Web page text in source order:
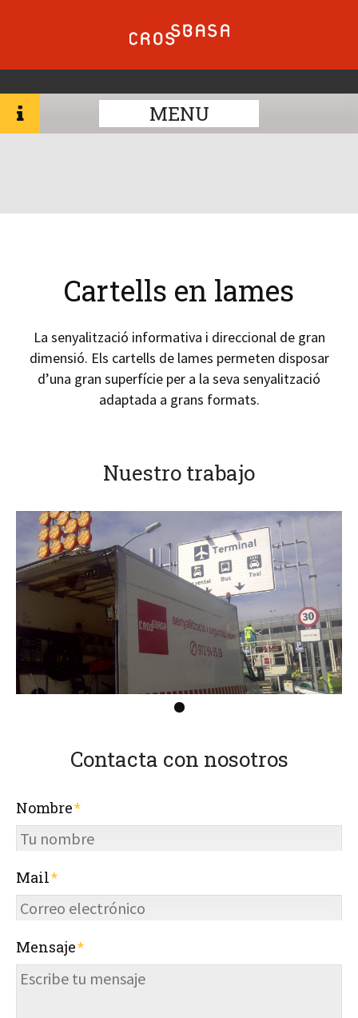
MENU
Cartells en lames
La senyalització informativa i direccional de gran
dimensió. Els cartells de lames permeten disposar
d’una gran superfície per a la seva senyalització
adaptada a grans formats.
Nuestro trabajo
Contacta con nosotros
Nombre
Mail
Mensaje